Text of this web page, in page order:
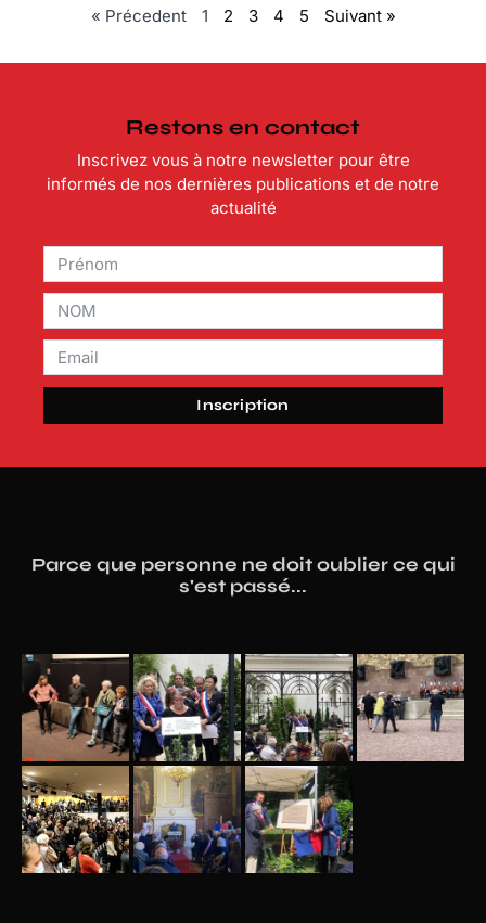
« Précedent 1 2 3 4 5 Suivant »
Restons en contact
Inscrivez vous à notre newsletter pour être
informés de nos dernières publications et de notre
actualité
Inscription
Parce que personne ne doit oublier ce qui
s'est passé...